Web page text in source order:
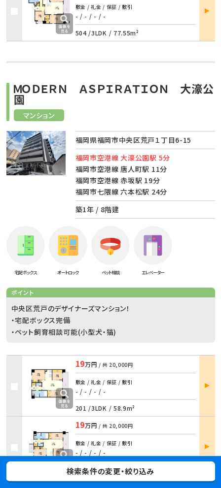
敷金 / 礼金 / 保証 / 敷引
- / - / - / -
504 /3LDK / 77.55m²
部屋
詳細
マンション
ＭＯＤＥＲＮ ＡＳＰＩＲＡＴＩＯＮ 大濠公
園
福岡県福岡市中央区荒戸１丁目6-15
福岡市空港線 大濠公園駅 5分
福岡市空港線 唐人町駅 11分
福岡市空港線 赤坂駅 19分
福岡市七隈線 六本松駅 24分
築1年 / 8階建
宅配ボックス オートロック ペット相談 エレベーター
ポイント
中央区荒戸のデザイナーズマンション！
・宅配ボックス完備
・ペット飼育相談可能(小型犬・猫)
19万円 / 共 20,000円
敷金 / 礼金 / 保証 / 敷引
- / - / - / -
201 /3LDK / 58.9m²
部屋
詳細
19万円 / 共 20,000円
敷金 / 礼金 / 保証 / 敷引
- / - / - / -
202 /3LDK/58.9m²
部屋
詳細
19.1
検索条件の変更・絞り込み